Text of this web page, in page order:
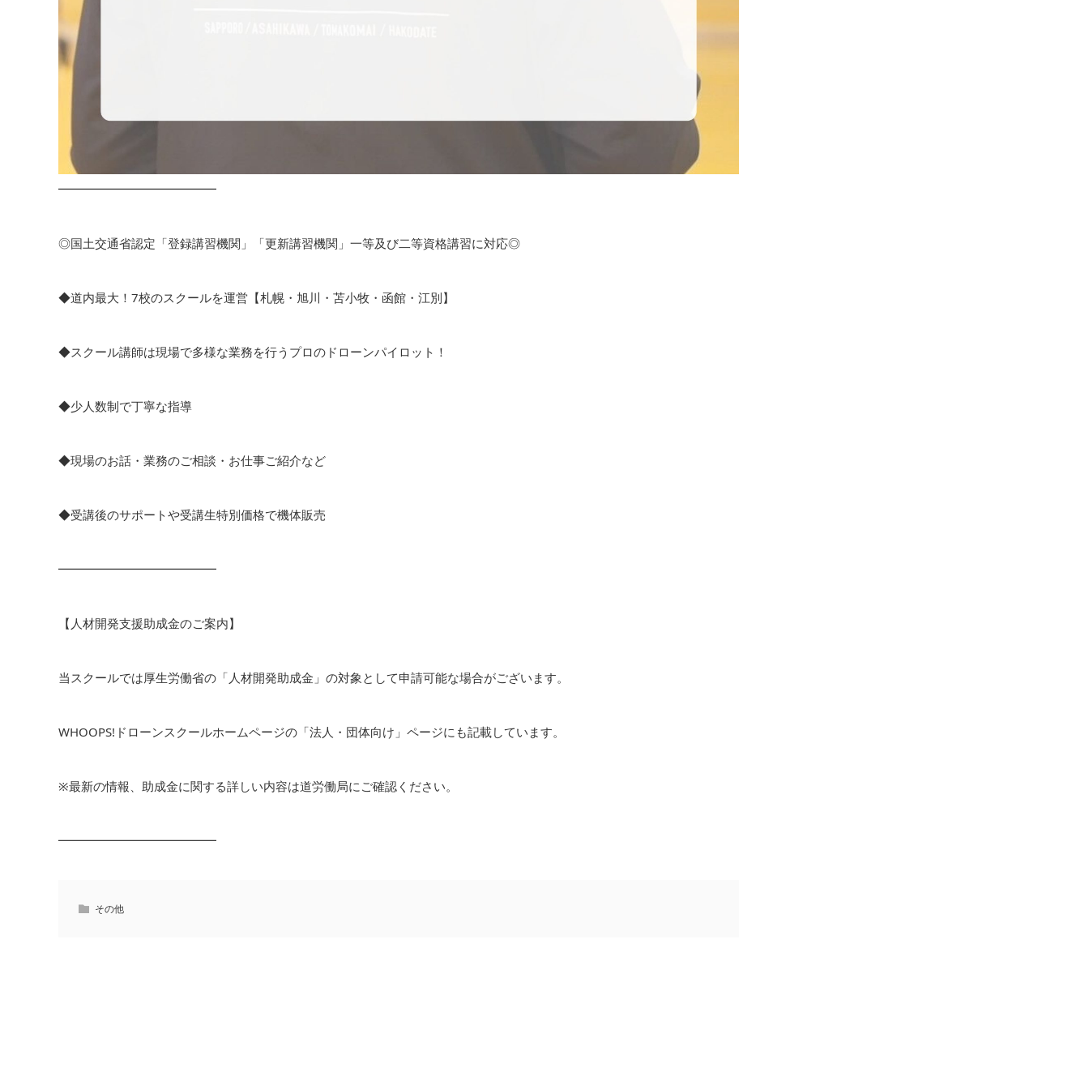
━━━━━━━━━━━━━
◎国土交通省認定「登録講習機関」「更新講習機関」一等及び二等資格講習に対応◎
◆道内最大！7校のスクールを運営【札幌・旭川・苫小牧・函館・江別】
◆スクール講師は現場で多様な業務を行うプロのドローンパイロット！
◆少人数制で丁寧な指導
◆現場のお話・業務のご相談・お仕事ご紹介など
◆受講後のサポートや受講生特別価格で機体販売
━━━━━━━━━━━━━
【人材開発支援助成金のご案内】
当スクールでは厚生労働省の「人材開発助成金」の対象として申請可能な場合がございます。
WHOOPS!ドローンスクールホームページの「法人・団体向け」ページにも記載しています。
※最新の情報、助成金に関する詳しい内容は道労働局にご確認ください。
━━━━━━━━━━━━━
その他